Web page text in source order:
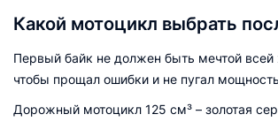
Какой мотоцикл выбрать
Первый байк не должен быть мечтой всей
чтобы прощал ошибки и не пугал
Дорожный мотоцикл 125 см³ – золотая